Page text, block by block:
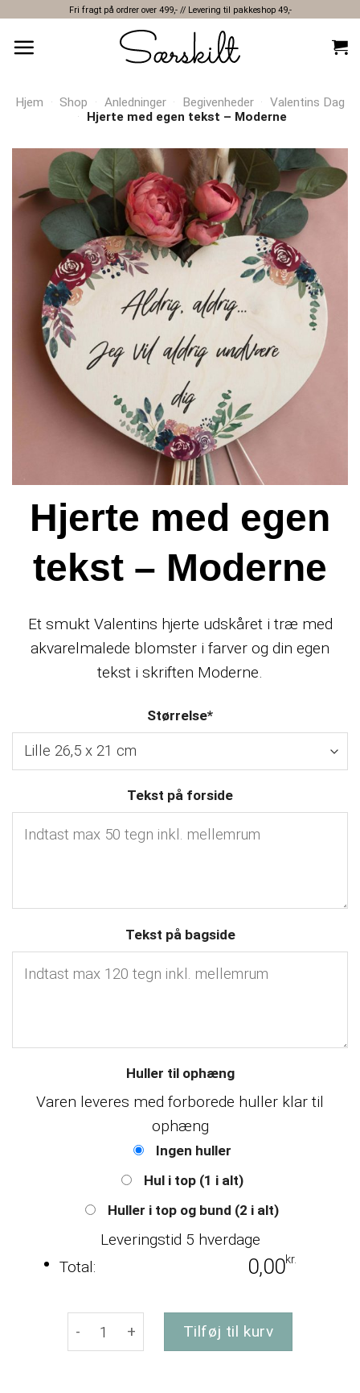
content
Fri fragt på ordrer over 499,- // Levering til pakkeshop 49,-
Hjem · Shop · Anledninger · Begivenheder · Valentins Dag
·
Hjerte med egen tekst – Moderne
Hjerte med egen
tekst – Moderne
Et smukt Valentins hjerte udskåret i træ med
akvarelmalede blomster i farver og din egen
tekst i skriften Moderne.
Størrelse*
Tekst på forside
Tekst på bagside
Huller til ophæng
Varen leveres med forborede huller klar til
ophæng
Ingen huller
Hul i top (1 i alt)
Huller i top og bund (2 i alt)
Leveringstid 5 hverdage
Total:
0,00kr.
Hjerte med egen tekst - Moderne antal
Tilføj til kurv